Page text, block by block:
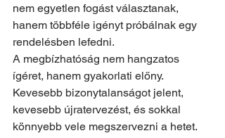
nem egyetlen fogást választanak,
hanem többféle igényt próbálnak egy
rendelésben lefedni.
A megbízhatóság nem hangzatos
ígéret, hanem gyakorlati előny.
Kevesebb bizonytalanságot jelent,
kevesebb újratervezést, és sokkal
könnyebb vele megszervezni a hetet.